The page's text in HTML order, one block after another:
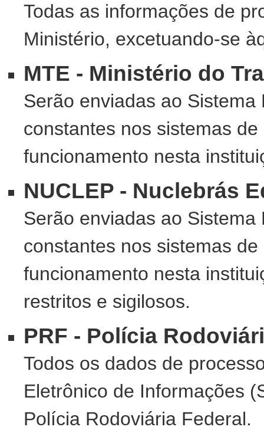
Todas as informações de
Ministério, excetuando-se
MTE - Ministério do
Serão enviadas ao
constantes nos sistemas
funcionamento nesta
NUCLEP - Nuclebrás
Serão enviadas ao
constantes nos sistemas
funcionamento nesta
restritos e sigilosos.
PRF - Polícia
Todos os dados de
Eletrônico de Informações
Polícia Rodoviária Federal.